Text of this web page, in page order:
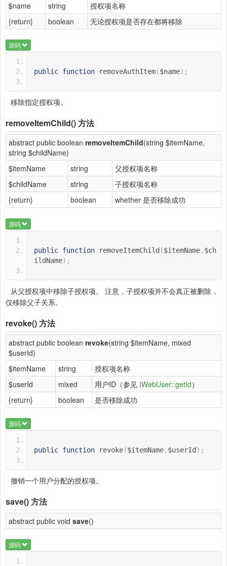
$name
string
授权项名称
{return}
boolean 无论授权项是否存在都将移除
源码
public function removeAuthItem($name);
移除指定授权项。
removeItemChild()方法
abstract public boolean removeItemChild(string $itemName,
string $childName)
$itemName
string
父授权项名称
$childName
string
子授权项名称
{return}
boolean whether 是否移除成功
源码
public function removeItemChild ($itemName, $ch
ildName);
从父授权项中移除子授权项。 注意，子授权项并不会真正被删除，
仅移除父子关系。
revoke()方法
abstract public boolean revoke(string $itemName, mixed
$userId)
$itemName
string
授权项名称
$userId
mixed 用户ID（参见 IWebUser::getId）
{return}
boolean 是否移除成功
源码
public function revoke($itemName, $userId );
撤销一个用户分配的授权项。
save()方法
abstract public void save()
源码